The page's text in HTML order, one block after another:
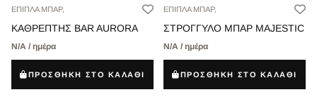
ΕΠΙΠΛΑ ΜΠΑΡ,
ΚΑΘΡΕΠΤΗΣ BAR AURORA
Ν/Α / ημέρα
ΠΡΟΣΘΗΚΗ ΣΤΟ ΚΑΛΑΘΙ
ΕΠΙΠΛΑ ΜΠΑΡ,
ΣΤΡΟΓΓΥΛΟ ΜΠΑΡ MAJESTIC
Ν/Α / ημέρα
ΠΡΟΣΘΗΚΗ ΣΤΟ ΚΑΛΑΘΙ